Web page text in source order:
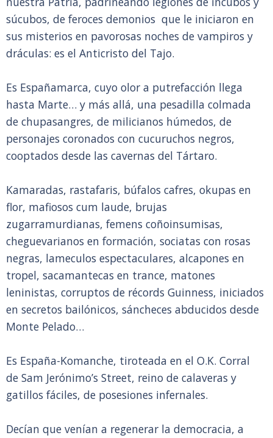
súcubos, de feroces demonios que le iniciaron en
sus misterios en pavorosas noches de vampiros y
dráculas: es el Anticristo del Tajo.
Es Españamarca, cuyo olor a putrefacción llega
hasta Marte… y más allá, una pesadilla colmada
de chupasangres, de milicianos húmedos, de
personajes coronados con cucuruchos negros,
cooptados desde las cavernas del Tártaro.
Kamaradas, rastafaris, búfalos cafres, okupas en
flor, mafiosos cum laude, brujas
zugarramurdianas, femens coñoinsumisas,
cheguevarianos en formación, sociatas con rosas
negras, lameculos espectaculares, alcapones en
tropel, sacamantecas en trance, matones
leninistas, corruptos de récords Guinness, iniciados
en secretos bailónicos, sáncheces abducidos desde
Monte Pelado…
Es España-Komanche, tiroteada en el O.K. Corral
de Sam Jerónimo’s Street, reino de calaveras y
gatillos fáciles, de posesiones infernales.
Decían que venían a regenerar la democracia, a